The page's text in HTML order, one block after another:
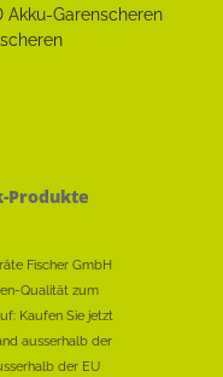
Produkte
Fischer GmbH
Qualität zum
Kaufen Sie jetzt
ausserhalb der
der EU